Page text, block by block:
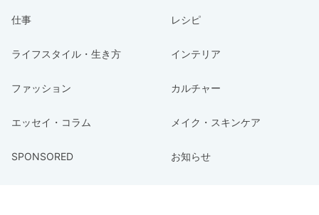
仕事 レシピ
ライフスタイル・生き方 インテリア
ファッション カルチャー
エッセイ・コラム メイク・スキンケア
SPONSORED お知らせ